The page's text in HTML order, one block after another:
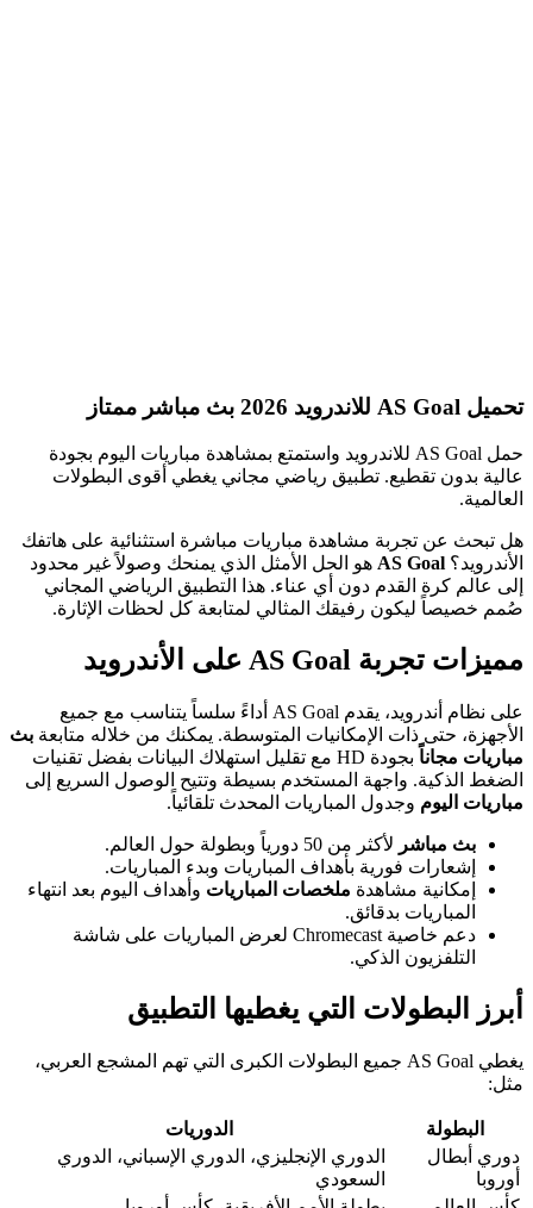
تحميل AS Goal للاندرويد 2026 بث مباشر ممتاز
حمل AS Goal للاندرويد واستمتع بمشاهدة مباريات اليوم بجودة
عالية بدون تقطيع. تطبيق رياضي مجاني يغطي أقوى البطولات
العالمية.
هل تبحث عن تجربة مشاهدة مباريات مباشرة استثنائية على هاتفك
الأندرويد؟ AS Goal هو الحل الأمثل الذي يمنحك وصولاً غير محدود
إلى عالم كرة القدم دون أي عناء. هذا التطبيق الرياضي المجاني
صُمم خصيصاً ليكون رفيقك المثالي لمتابعة كل لحظات الإثارة.
مميزات تجربة AS Goal على الأندرويد
على نظام أندرويد، يقدم AS Goal أداءً سلساً يتناسب مع جميع
الأجهزة، حتى ذات الإمكانيات المتوسطة. يمكنك من خلاله متابعة بث
مباريات مجاناً
بجودة HD مع تقليل استهلاك البيانات بفضل تقنيات
الضغط الذكية. واجهة المستخدم بسيطة وتتيح الوصول السريع إلى
مباريات اليوم وجدول المباريات المحدث تلقائياً.
بث مباشر لأكثر من 50 دورياً وبطولة حول العالم.
إشعارات فورية بأهداف المباريات وبدء المباريات.
إمكانية مشاهدة ملخصات المباريات وأهداف اليوم بعد انتهاء
المباريات بدقائق.
دعم خاصية Chromecast لعرض المباريات على شاشة
التلفزيون الذكي.
أبرز البطولات التي يغطيها التطبيق
يغطي AS Goal جميع البطولات الكبرى التي تهم المشجع العربي،
مثل:
البطولة
الدوريات
دوري أبطال
أوروبا
الدوري الإنجليزي، الدوري الإسباني، الدوري
السعودي